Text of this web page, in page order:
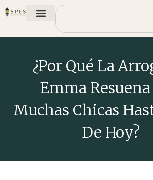
¿Por Qué La
Emma
Muchas Chicas
De Hoy?